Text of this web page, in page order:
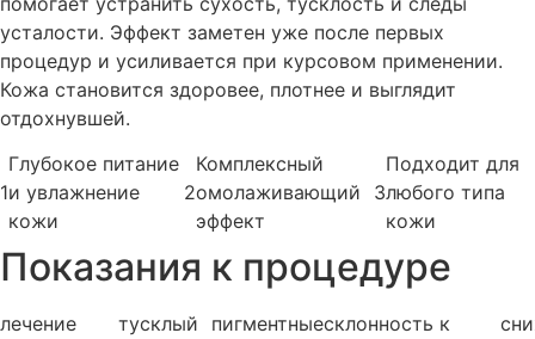
усталости. Эффект заметен уже после первых
процедур и усиливается при курсовом применении.
Кожа становится здоровее, плотнее и выглядит
отдохнувшей.
1
Глубокое питание
и увлажнение
кожи
2
Комплексный
омолаживающий
эффект
3
Подходит для
любого типа
кожи
Показания к процедуре
лечение
тусклый
пигментныесклонность к